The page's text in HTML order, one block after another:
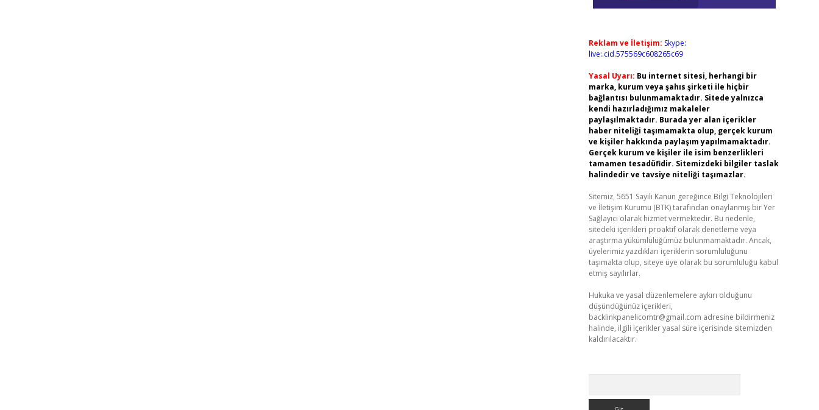
Reklam ve İletişim: Skype:
live:.cid.575569c608265c69
Yasal Uyarı: Bu internet sitesi, herhangi bir
marka, kurum veya şahıs şirketi ile hiçbir
bağlantısı bulunmamaktadır. Sitede yalnızca
kendi hazırladığımız makaleler
paylaşılmaktadır. Burada yer alan içerikler
haber niteliği taşımamakta olup, gerçek kurum
ve kişiler hakkında paylaşım yapılmamaktadır.
Gerçek kurum ve kişiler ile isim benzerlikleri
tamamen tesadüfidir. Sitemizdeki bilgiler taslak
halindedir ve tavsiye niteliği taşımazlar.
Sitemiz, 5651 Sayılı Kanun gereğince Bilgi Teknolojileri
ve İletişim Kurumu (BTK) tarafından onaylanmış bir Yer
Sağlayıcı olarak hizmet vermektedir. Bu nedenle,
sitedeki içerikleri proaktif olarak denetleme veya
araştırma yükümlülüğümüz bulunmamaktadır. Ancak,
üyelerimiz yazdıkları içeriklerin sorumluluğunu
taşımakta olup, siteye üye olarak bu sorumluluğu kabul
etmiş sayılırlar.
Hukuka ve yasal düzenlemelere aykırı olduğunu
düşündüğünüz içerikleri,
backlinkpanelicomtr@gmail.com adresine bildirmeniz
halinde, ilgili içerikler yasal süre içerisinde sitemizden
kaldırılacaktır.